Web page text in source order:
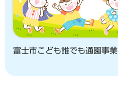
富士市こども誰でも通園事業